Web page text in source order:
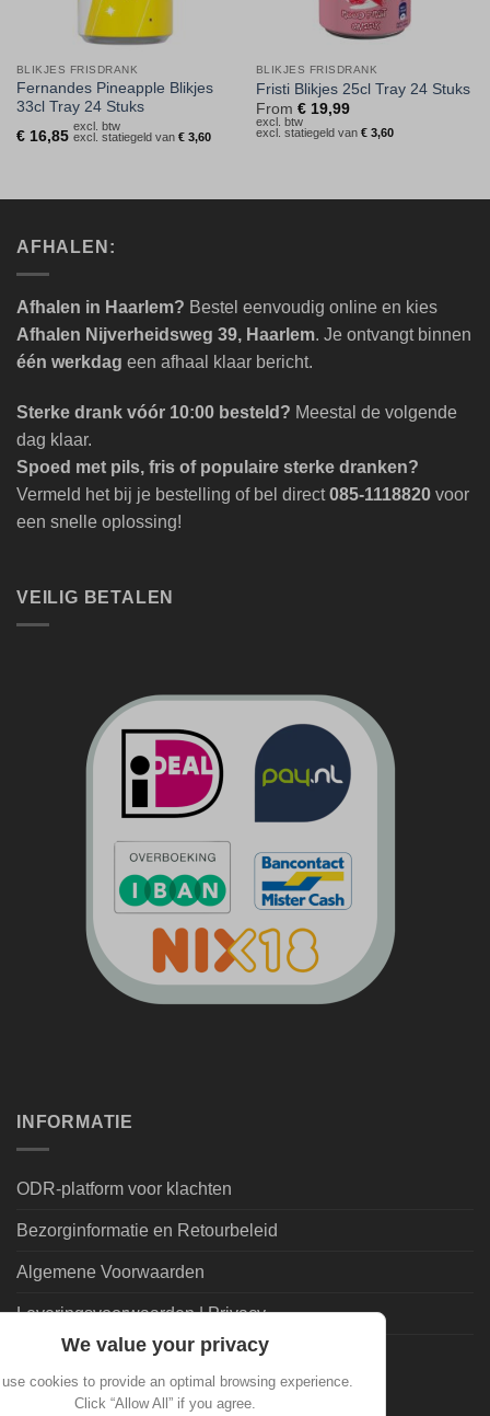
BLIKJES FRISDRANK
Fernandes Pineapple Blikjes
33cl Tray 24 Stuks
€16,85
excl. btw
excl. statiegeld van €3,60
BLIKJES FRISDRANK
Fristi Blikjes 25cl Tray 24 Stuks
From €19,99
excl. btw
excl. statiegeld van €3,60
AFHALEN:
Afhalen in Haarlem? Bestel eenvoudig online en kies
Afhalen Nijverheidsweg 39, Haarlem. Je ontvangt binnen
één werkdag een afhaal klaar bericht.
Sterke drank vóór 10:00 besteld? Meestal de volgende
dag klaar.
Spoed met pils, fris of populaire sterke dranken?
Vermeld het bij je bestelling of bel direct085-1118820 voor
een snelle oplossing!
VEILIG BETALEN
INFORMATIE
ODR-platform voor klachten
Bezorginformatie en Retourbeleid
Algemene Voorwaarden
Leveringsvoorwaarden | Privacy
Goedkoopdrank.nl Informatie
We value your privacy
cookies to provide an optimal browsing experience.
Click “Allow All” if you agree.